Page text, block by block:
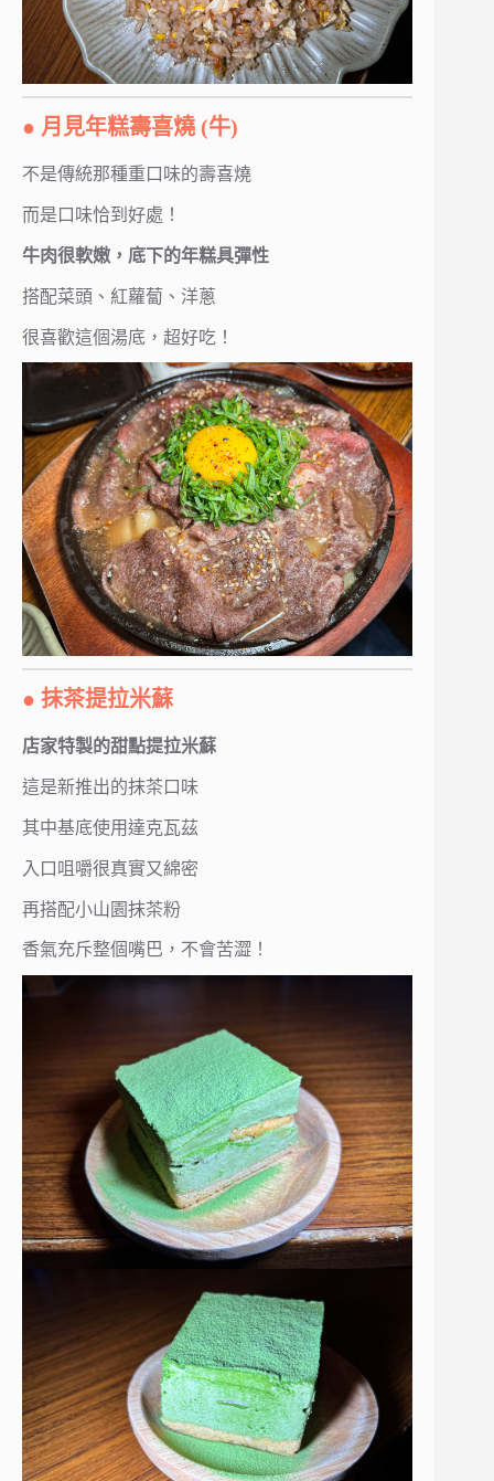
● 月見年糕壽喜燒 (牛)
不是傳統那種重口味的壽喜燒
而是口味恰到好處！
牛肉很軟嫩，底下的年糕具彈性
搭配菜頭、紅蘿蔔、洋蔥
很喜歡這個湯底，超好吃！
● 抹茶提拉米蘇
店家特製的甜點提拉米蘇
這是新推出的抹茶口味
其中基底使用達克瓦茲
入口咀嚼很真實又綿密
再搭配小山園抹茶粉
香氣充斥整個嘴巴，不會苦澀！